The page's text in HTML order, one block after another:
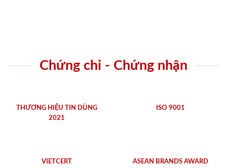
Chứng chỉ - Chứng nhận
THƯƠNG HIỆU TIN DÙNG
2021
ISO 9001
VIETCERT
ASEAN BRANDS AWARD